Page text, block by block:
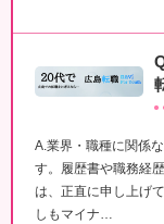
A.業界・職種に関係
す。履歴書や職務経
は、正直に申し上げ
しもマイナ…